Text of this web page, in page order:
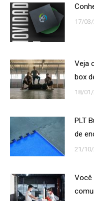
17/
Veja
box
18/
PLT
de
21/10/
Você